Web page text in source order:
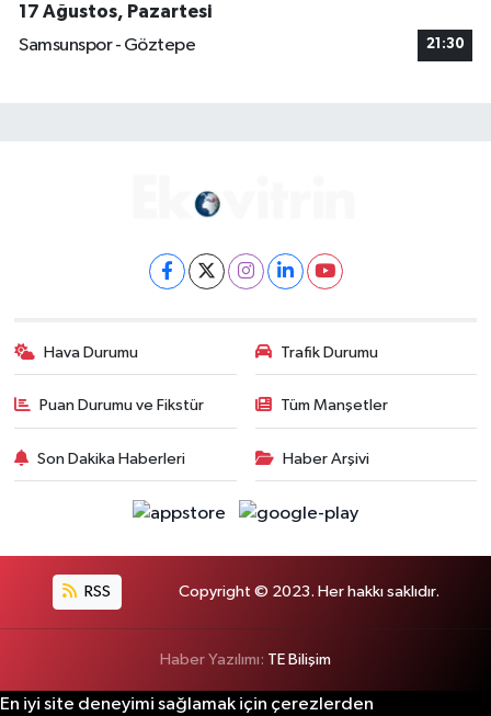
17 Ağustos, Pazartesi
Samsunspor - Göztepe
21:30
Hava Durumu Trafik Durumu
Puan Durumu ve Fikstür Tüm Manşetler
Son Dakika Haberleri Haber Arşivi
RSS Copyright © 2023. Her hakkı saklıdır.
Haber Yazılımı: TE Bilişim
En iyi site deneyimi sağlamak için çerezlerden